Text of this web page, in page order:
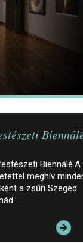
Biennálé.A
meghív
a zsűri Szeged